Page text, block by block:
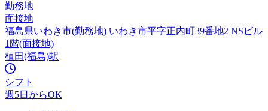
勤務地
面接地
福島県いわき市(勤務地) いわき市平字正内町39番地2 NSビル
1階(面接地)
植田(福島)駅
シフト
週5日からOK